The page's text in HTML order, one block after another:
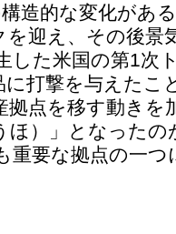
造的な変化があ
を迎え、その後景
した米国の第1次
に打撃を与えたこ
拠点を移す動きを
ほ）」となった
重要な拠点の一